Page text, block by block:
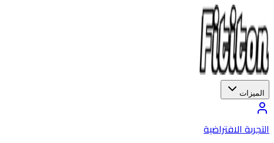
الميزات
التجربة الافتراضية